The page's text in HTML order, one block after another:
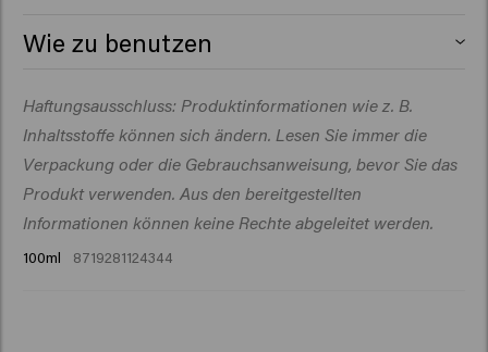
(Mineral Oil), Laureth-2, Ceteth-2, Synthetic Beeswax,
Benzoate, Sorbitol, Parfum (Fragrance), Citric Acid,
Magnesium Sulfate, Dipropylene Glycol, Panthenol,
PEG-90M, Citrus Aurantium Bergamia (Bergamot) Peel
Oil, Geranyl Acetate, Limonene, Linalyl Acetate,
Terpineol, Tetramethyl Acetyloctahydronaphthalenes
Wie zu benutzen
in feuchtes oder trockenes Haar einarbeiten.
Haftungsausschluss: Produktinformationen wie z. B.
Inhaltsstoffe können sich ändern. Lesen Sie immer die
Verpackung oder die Gebrauchsanweisung, bevor Sie das
Produkt verwenden. Aus den bereitgestellten
Informationen können keine Rechte abgeleitet werden.
100ml 8719281124344